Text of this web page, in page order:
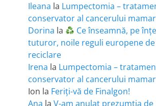
Ileana la Lumpectomia –
conservator al cancerului mamar
Dorina la
Ce înseamnă, pe
tuturor, noile reguli europene de
reciclare
Irena la Lumpectomia –
conservator al cancerului mamar
Ion la Feriţi-vă de Finalgon!
Ana la V-am anulat prezumția de